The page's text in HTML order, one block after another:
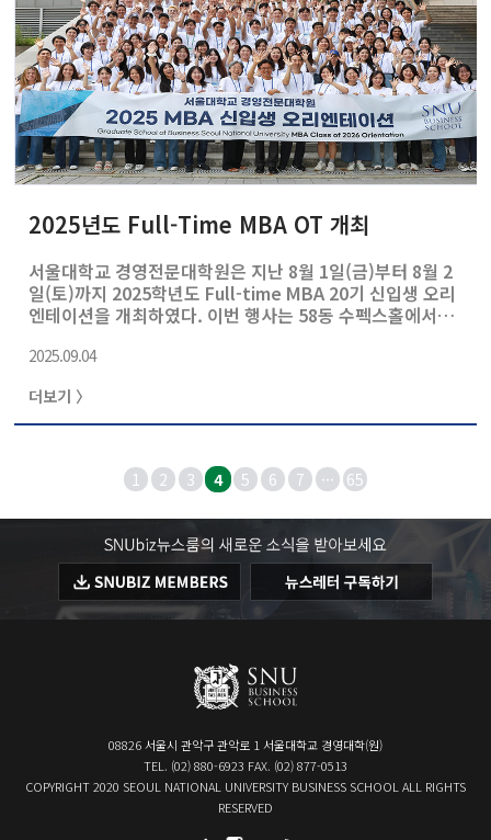
2025년도 Full-Time MBA OT 개최
서울대학교 경영전문대학원은 지난 8월 1일(금)부터 8월 2
일(토)까지 2025학년도 Full-time MBA 20기 신입생 오리
엔테이션을 개최하였다. 이번 행사는 58동 수펙스홀에서
로 진행되었다. 수펙스홀에서 진행된 환영식은 채준 원장의
을 맞이하는 각오와 함께 풍부한 학문적 성취와 인적 네트
워크 형성을 기대한다는 격려의 메시지를 전하였다. 이어진
신입생들이 자연스럽게 서로를 알아가고 친밀감을 형성할
수 있는 다양한 프로그램으로 채워졌다. 자기소개 시간에서
는 선배들의 진행 아래 신입생들이 자유롭게 자신을 소개하
며 친근한 분위기를 조성하..
2025.09.04
더보기 〉
1 2 3 4 5 6 7 ··· 65
08826 서울시 관악구 관악로 1 서울대학교 경영대학(원)
TEL. (02) 880-6923 FAX. (02) 877-0513
COPYRIGHT 2020 SEOUL NATIONAL UNIVERSITY BUSINESS SCHOOL ALL RIGHTS
RESERVED